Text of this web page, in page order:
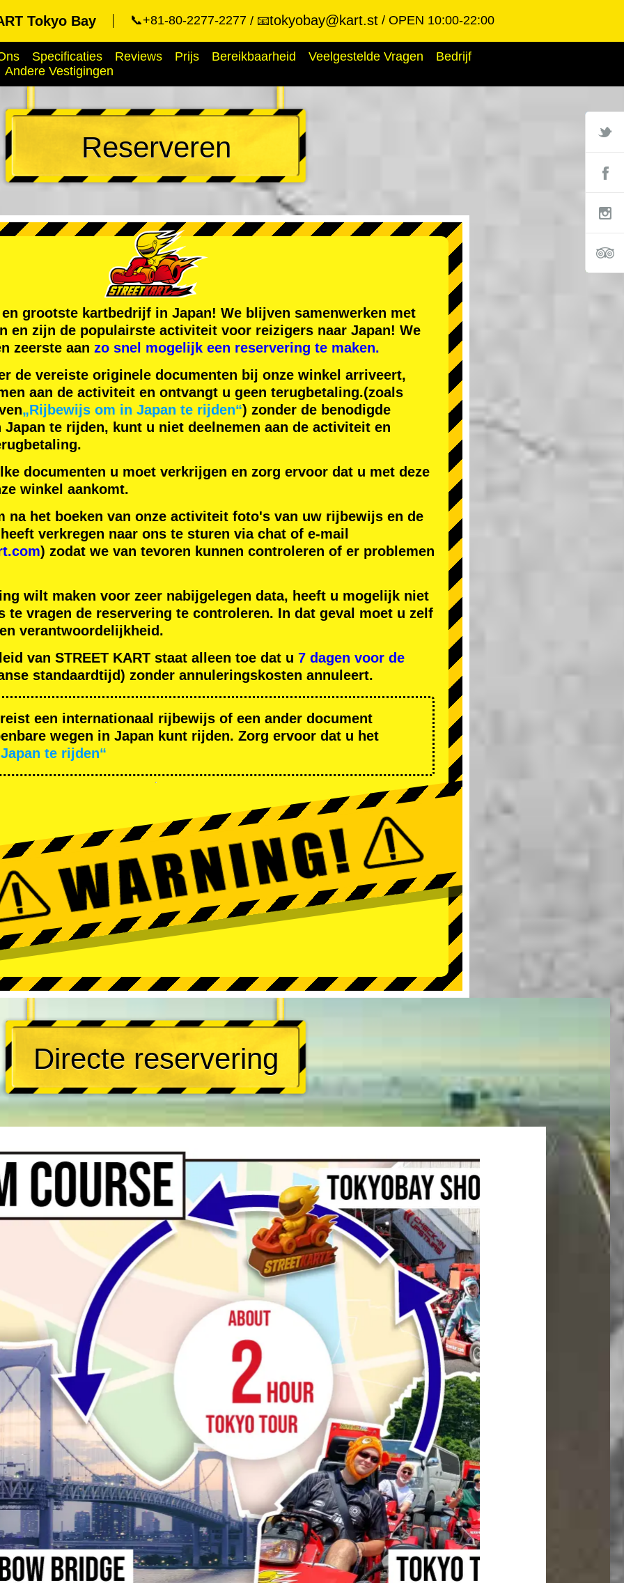
Tokyo Bay 📞+81-80-2277-2277 📧tokyobay@kart.st OPEN 10:00-22:00
Specificaties Reviews Prijs Bereikbaarheid Veelgestelde Vragen
Bedrijf
Andere Vestigingen
Reserveren
grootste kartbedrijf in Japan! We blijven samenwerken met
en zijn de populairste activiteit voor reizigers naar Japan! We
zeerste aan zo snel mogelijk een reservering te maken.
de vereiste originele documenten bij onze winkel arriveert,
aan de activiteit en ontvangt u geen terugbetaling.(zoals
„Rijbewijs om in Japan te rijden“) zonder de benodigde
te rijden, kunt u niet deelnemen aan de activiteit en
documenten u moet verkrijgen en zorg ervoor dat u met deze
winkel aankomt.
na het boeken van onze activiteit foto's van uw rijbewijs en de
verkregen naar ons te sturen via chat of e-mail
) zodat we van tevoren kunnen controleren of er problemen
wilt maken voor zeer nabijgelegen data, heeft u mogelijk niet
te vragen de reservering te controleren. In dat geval moet u zelf
verantwoordelijkheid.
van STREET KART staat alleen toe dat u 7 dagen voor de
standaardtijd) zonder annuleringskosten annuleert.
een internationaal rijbewijs of een ander document
wegen in Japan kunt rijden. Zorg ervoor dat u het
te rijden“
Directe reservering